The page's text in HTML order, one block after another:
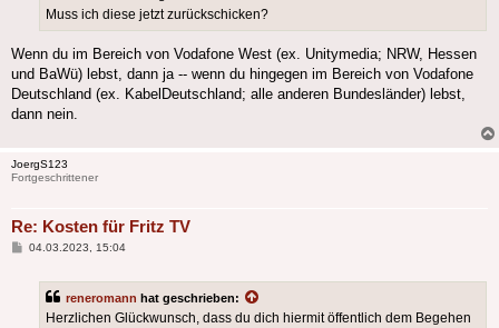
Muss ich diese jetzt zurückschicken?
Wenn du im Bereich von Vodafone West (ex. Unitymedia; NRW, Hessen
und BaWü) lebst, dann ja -- wenn du hingegen im Bereich von Vodafone
Deutschland (ex. KabelDeutschland; alle anderen Bundesländer) lebst,
dann nein.
JoergS123
Fortgeschrittener
Re: Kosten für Fritz TV
Beitrag
04.03.2023, 15:04
reneromann hat geschrieben:
Herzlichen Glückwunsch, dass du dich hiermit öffentlich dem Begehen